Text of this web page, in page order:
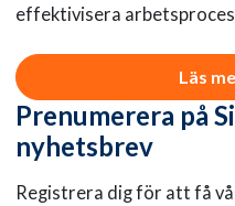
effektivisera
Läs
Prenumerera på
nyhetsbrev
Registrera dig för att få